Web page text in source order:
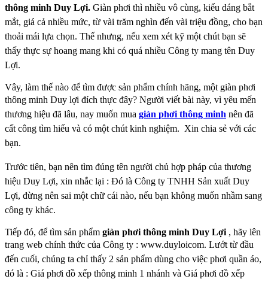
thông minh Duy Lợi. Giàn phơi thì nhiều vô cùng, kiểu dáng bắt
mắt, giá cả nhiều mức, từ vài trăm nghìn đến vài triệu đồng, cho bạn
thoải mái lựa chọn. Thế nhưng, nếu xem xét kỹ một chút bạn sẽ
thấy thực sự hoang mang khi có quá nhiều Công ty mang tên Duy
Lợi.
Vây, làm thế nào để tìm được sản phẩm chính hãng, một giàn phơi
thông minh Duy lợi đích thực đây? Người viết bài này, vì yêu mến
thương hiệu đã lâu, nay muốn mua giàn phơi thông minh nên đã
cất công tìm hiểu và có một chút kinh nghiệm. Xin chia sẻ với các
bạn.
Trước tiên, bạn nên tìm đúng tên người chủ hợp pháp của thương
hiệu Duy Lợi, xin nhắc lại : Đó là Công ty TNHH Sản xuất Duy
Lợi, đừng nên sai một chữ cái nào, nếu bạn không muốn nhầm sang
công ty khác.
Tiếp đó, để tìm sản phẩm giàn phơi thông minh Duy Lợi , hãy lên
trang web chính thức của Công ty : www.duyloicom. Lướt từ đầu
đến cuối, chúng ta chỉ thấy 2 sản phẩm dùng cho việc phơi quần áo,
đó là : Giá phơi đồ xếp thông minh 1 nhánh và Giá phơi đồ xếp